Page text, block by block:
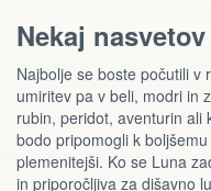
Nekaj nasvetov
Najbolje se boste počutili v
umiritev pa v beli, modri in
rubin, peridot, aventurin ali
bodo pripomogli k
plemenitejši. Ko se Luna
in priporočljiva za dišavno